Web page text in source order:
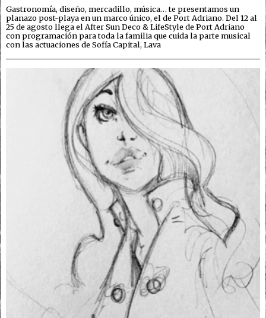
Gastronomía, diseño, mercadillo, música… te presentamos un
planazo post-playa en un marco único, el de Port Adriano. Del 12 al
25 de agosto llega el After Sun Deco & LifeStyle de Port Adriano
con programación para toda la familia que cuida la parte musical
con las actuaciones de Sofía Capital, Lava